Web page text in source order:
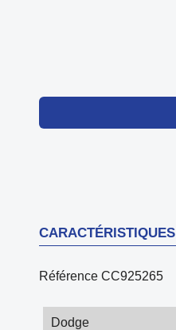
CARACTÉRISTIQUES
Référence CC925265
Dodge